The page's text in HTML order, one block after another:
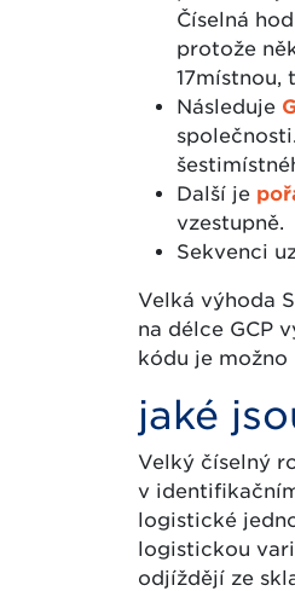
Číselná
protože
17místnou,
Následuje
Další je
vzestupně.
Sekvenci
Velká výhoda
na délce GCP
kódu je
jaké
Velký číselný
v
logistické
logistickou
odjíždějí ze